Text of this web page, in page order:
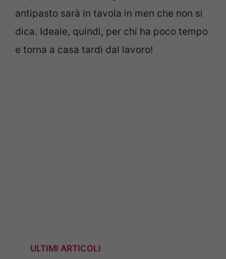
antipasto sarà in tavola in men che non si
dica. Ideale, quindi, per chi ha poco tempo
e torna a casa tardi dal lavoro!
ULTIMI ARTICOLI